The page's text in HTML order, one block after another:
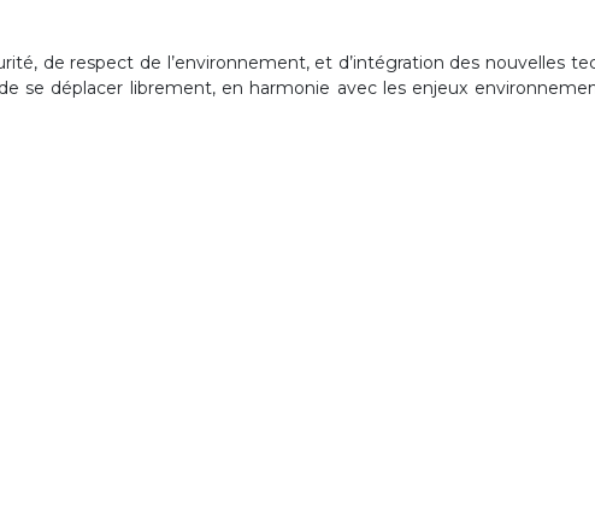
de respect de l’environnement, et d’intégration des nouvelles
se déplacer librement, en harmonie avec les enjeux